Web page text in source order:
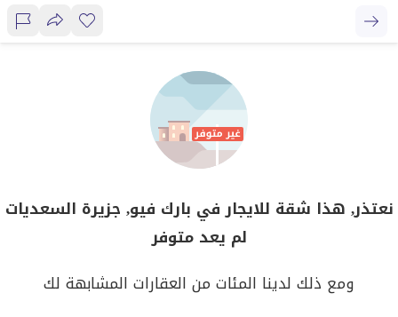
نعتذر, هذا شقة للايجار في بارك فيو, جزيرة السعديات
لم يعد متوفر
ومع ذلك لدينا المئات من العقارات المشابهة لك